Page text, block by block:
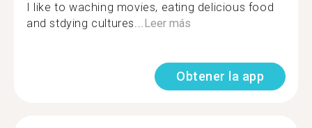
I like to waching movies, eating delicious food
and stdying cultures...Leer más
Obtener la app